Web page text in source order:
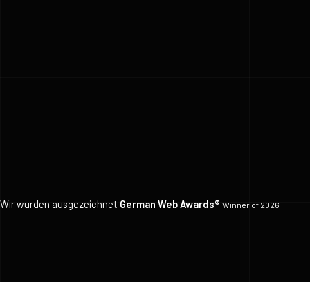
Wir wurden ausgezeichnet German Web Awards® Winner of 2026